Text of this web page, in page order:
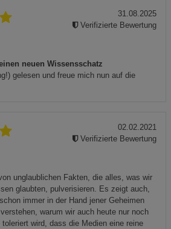
neuen Wissensschatz
gelesen und freue mich nun auf die
31.08.2025
Verifizierte Bewertung
unglaublichen Fakten, die alles, was wir
glaubten, pulverisieren. Es zeigt auch,
immer in der Hand jener Geheimen
warum wir auch heute nur noch
wird, dass die Medien eine reine
02.02.2021
Verifizierte Bewertung